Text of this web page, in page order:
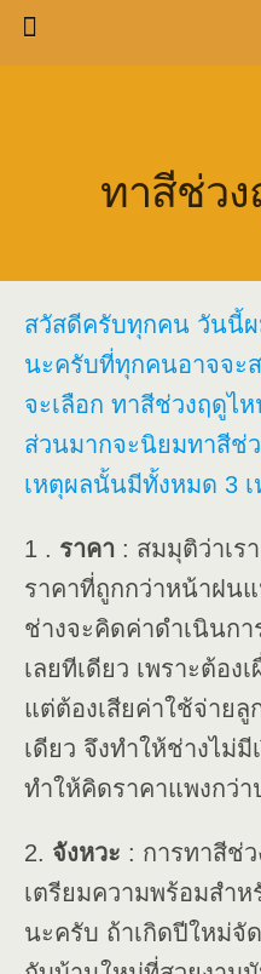
ทาสีช่ว
สวัสดีครับทุกคน วันนี้
นะครับที่ทุกคนอาจจะ
จะเลือก ทาสีช่วงฤดูไ
ส่วนมากจะนิยมทาสีช่
เหตุผลนั้นมีทั้งหมด 3
1 . ราคา : สมมุติว่าเร
ราคาที่ถูกกว่าหน้าฝน
ช่างจะคิดค่าดำเนินกา
เลยทีเดียว เพราะต้อ
แต่ต้องเสียค่าใช้จ่ายลู
เดียว จึงทำให้ช่างไม่
ทำให้คิดราคาแพงกว่
2. จังหวะ : การทาสีช่
เตรียมความพร้อมสำ
นะครับ ถ้าเกิดปีใหม่จั